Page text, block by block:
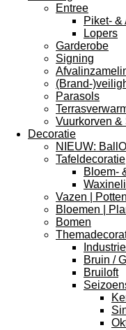
Entree
Piket- &
Lopers
Garderobe
Signing
(Brand-
Parasols
Vuurkorven &
Decoratie
NIEUW:
Tafeldecoratie
Bloem-
Vazen |
Bloemen |
Bomen
Bruin /
Bruiloft